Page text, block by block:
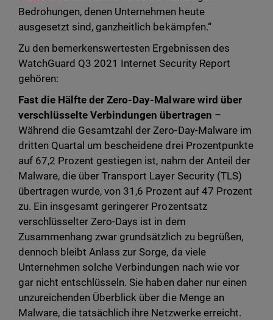
Bedrohungen, denen Unternehmen heute
ausgesetzt sind, ganzheitlich bekämpfen.“
Zu den bemerkenswertesten Ergebnissen des
WatchGuard Q3 2021 Internet Security Report
gehören:
Fast die Hälfte der Zero-Day-Malware wird über
verschlüsselte Verbindungen übertragen –
Während die Gesamtzahl der Zero-Day-Malware im
dritten Quartal um bescheidene drei Prozentpunkte
auf 67,2 Prozent gestiegen ist, nahm der Anteil der
Malware, die über Transport Layer Security (TLS)
übertragen wurde, von 31,6 Prozent auf 47 Prozent
zu. Ein insgesamt geringerer Prozentsatz
verschlüsselter Zero-Days ist in dem
Zusammenhang zwar grundsätzlich zu begrüßen,
dennoch bleibt Anlass zur Sorge, da viele
Unternehmen solche Verbindungen nach wie vor
gar nicht entschlüsseln. Sie haben daher nur einen
unzureichenden Überblick über die Menge an
Malware, die tatsächlich ihre Netzwerke erreicht.